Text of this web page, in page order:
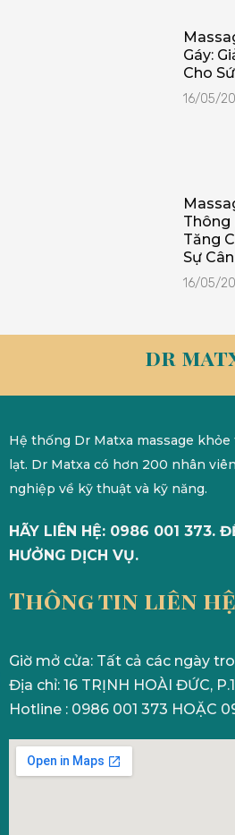
Gáy:
Cho
16/05/
Thông
Tăng
Sự
16/05/
dr
Hệ thống Dr Matxa massage
lạt. Dr Matxa có hơn 200 nhân
nghiệp về kỹ thuật và kỹ năng.
HÃY LIÊN HỆ: 0986 001 373.
HƯỞNG DỊCH VỤ.
Thông tin liên hệ
Giờ mở cửa: Tất cả các ngày
Địa chỉ: 16 TRỊNH HOÀI ĐỨC,
Hotline : 0986 001 373 HOẶC